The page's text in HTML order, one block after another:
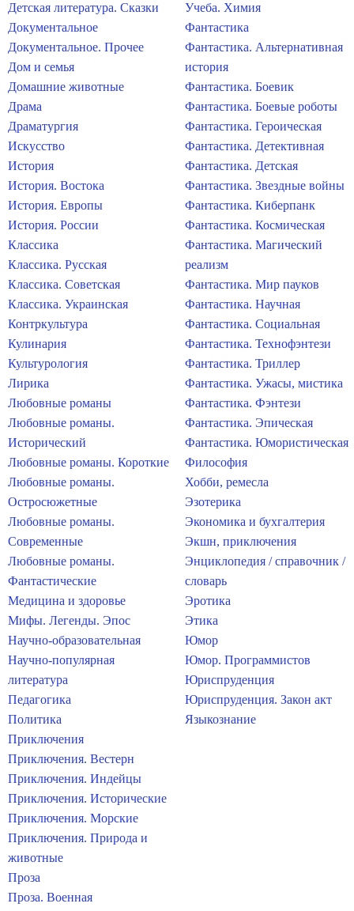
Детская литература. Сказки
Документальное
Документальное. Прочее
Дом и семья
Домашние животные
Драма
Драматургия
Искусство
История
История. Востока
История. Европы
История. России
Классика
Классика. Русская
Классика. Советская
Классика. Украинская
Контркультура
Кулинария
Культурология
Лирика
Любовные романы
Любовные романы.
Исторический
Любовные романы. Короткие
Любовные романы.
Остросюжетные
Любовные романы.
Современные
Любовные романы.
Фантастические
Медицина и здоровье
Мифы. Легенды. Эпос
Научно-образовательная
Научно-популярная
литература
Педагогика
Политика
Приключения
Приключения. Вестерн
Приключения. Индейцы
Приключения. Исторические
Приключения. Морские
Приключения. Природа и
животные
Проза
Проза. Военная
Учеба. Химия
Фантастика
Фантастика. Альтернативная
история
Фантастика. Боевик
Фантастика. Боевые роботы
Фантастика. Героическая
Фантастика. Детективная
Фантастика. Детская
Фантастика. Звездные войны
Фантастика. Киберпанк
Фантастика. Космическая
Фантастика. Магический
реализм
Фантастика. Мир пауков
Фантастика. Научная
Фантастика. Социальная
Фантастика. Технофэнтези
Фантастика. Триллер
Фантастика. Ужасы, мистика
Фантастика. Фэнтези
Фантастика. Эпическая
Фантастика. Юмористическая
Философия
Хобби, ремесла
Эзотерика
Экономика и бухгалтерия
Экшн, приключения
Энциклопедия / справочник /
словарь
Эротика
Этика
Юмор
Юмор. Программистов
Юриспруденция
Юриспруденция. Закон акт
Языкознание